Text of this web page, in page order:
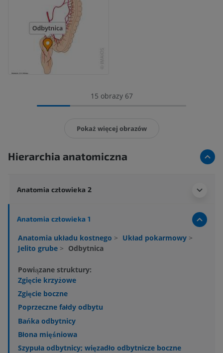
15 obrazy 67
Pokaż więcej obrazów
Hierarchia anatomiczna
Anatomia człowieka 2
Anatomia człowieka 1
Anatomia układu kostnego > Układ pokarmowy >
Jelito grube > Odbytnica
Powiązane struktury:
Zgięcie krzyżowe
Zgięcie boczne
Poprzeczne fałdy odbytu
Bańka odbytnicy
Błona mięśniowa
Szypuła odbytnicy; więzadło odbytnicze boczne